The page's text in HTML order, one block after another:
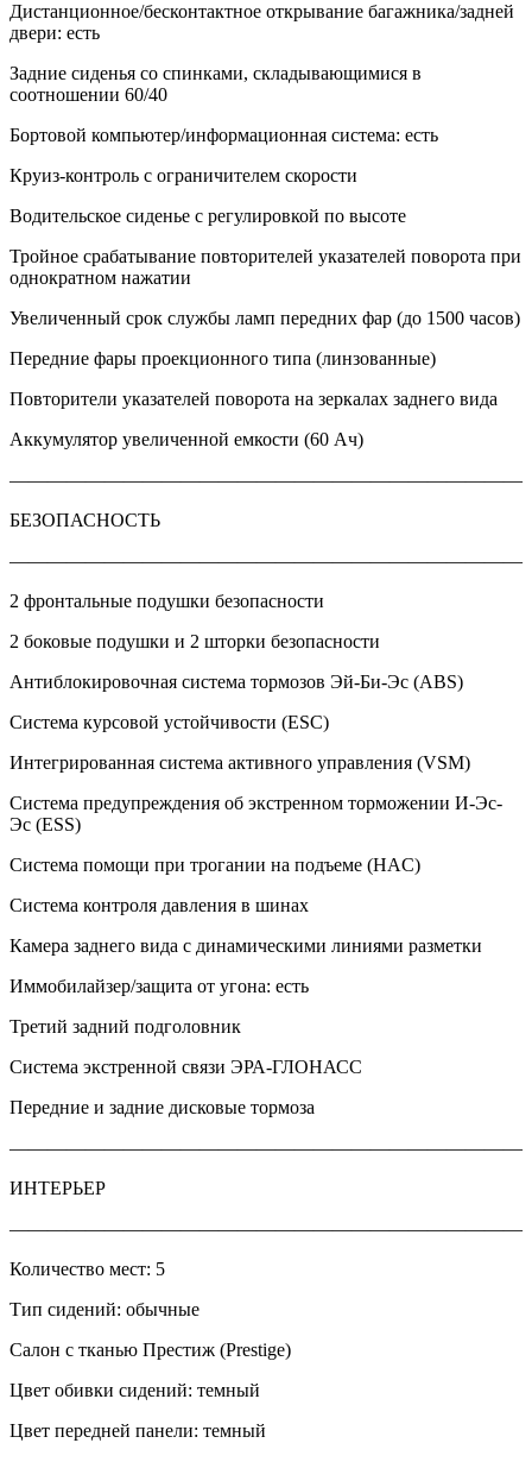
Дистанционное/бесконтактное открывание багажника/задней
двери: есть
Задние сиденья со спинками, складывающимися в
соотношении 60/40
Бортовой компьютер/информационная система: есть
Круиз-контроль с ограничителем скорости
Водительское сиденье с регулировкой по высоте
Тройное срабатывание повторителей указателей поворота при
однократном нажатии
Увеличенный срок службы ламп передних фар (до 1500 часов)
Передние фары проекционного типа (линзованные)
Повторители указателей поворота на зеркалах заднего вида
Аккумулятор увеличенной емкости (60 Ач)
———————————————————————————
БЕЗОПАСНОСТЬ
———————————————————————————
2 фронтальные подушки безопасности
2 боковые подушки и 2 шторки безопасности
Антиблокировочная система тормозов Эй-Би-Эс (ABS)
Система курсовой устойчивости (ESC)
Интегрированная система активного управления (VSM)
Система предупреждения об экстренном торможении И-Эс-
Эс (ESS)
Система помощи при трогании на подъеме (HAC)
Система контроля давления в шинах
Камера заднего вида с динамическими линиями разметки
Иммобилайзер/защита от угона: есть
Третий задний подголовник
Система экстренной связи ЭРА-ГЛОНАСС
Передние и задние дисковые тормоза
———————————————————————————
ИНТЕРЬЕР
———————————————————————————
Количество мест: 5
Тип сидений: обычные
Салон с тканью Престиж (Prestige)
Цвет обивки сидений: темный
Цвет передней панели: темный